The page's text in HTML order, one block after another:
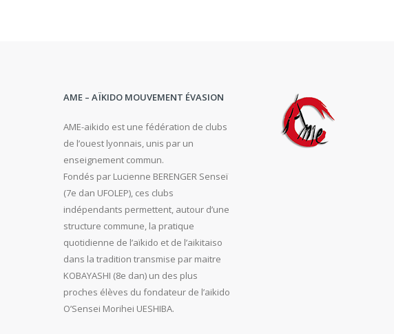
AME – AÏKIDO MOUVEMENT ÉVASION
AME-aikido est une fédération de clubs
de l’ouest lyonnais, unis par un
enseignement commun.
Fondés par Lucienne BERENGER Senseï
(7e dan UFOLEP), ces clubs
indépendants permettent, autour d’une
structure commune, la pratique
quotidienne de l’aïkido et de l’aikitaiso
dans la tradition transmise par maitre
KOBAYASHI (8e dan) un des plus
proches élèves du fondateur de l’aikido
O’Sensei Morihei UESHIBA.